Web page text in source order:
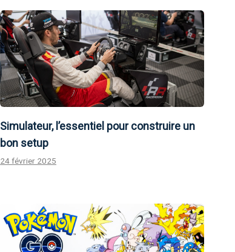
Simulateur, l’essentiel pour construire un
bon setup
24 février 2025